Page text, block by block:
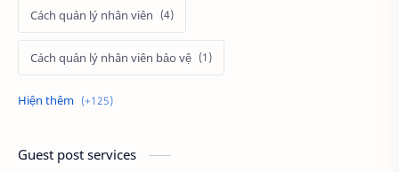
Cách quản lý nhân viên
Cách quản lý nhân viên bảo vệ
Cách tính lương
Guest post services